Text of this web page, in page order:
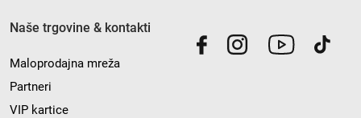
Naše trgovine & kontakti
Maloprodajna mreža
Partneri
VIP kartice